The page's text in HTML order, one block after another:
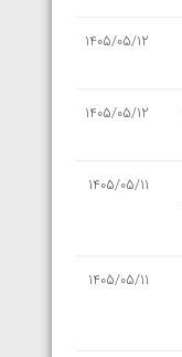
1405/05/12
1405/05/12
1405/05/11
1405/05/11